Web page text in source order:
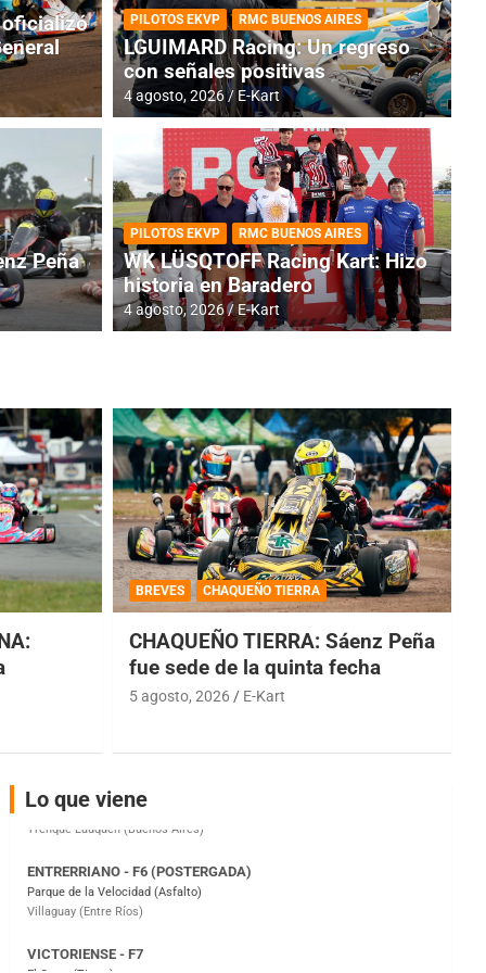
Horarios para la
oficializó
Peña
PILOTOS EKVP RMC BUENOS AIRES
LGUIMARD Racing: Un regreso
con señales positivas
4 agosto, 2026 E-Kart
PILOTOS EKVP RMC BUENOS AIRES
WK LÜSQTOFF Racing Kart: Hizo
historia en Baradero
4 agosto, 2026 E-Kart
BREVES CHAQUEÑO TIERRA
CHAQUEÑO TIERRA: Sáenz Peña
fue sede de la quinta fecha
5 agosto, 2026 E-Kart
Lo que viene
COBERTURA ESPECIAL DE E-KART.COM.AR
08/09-AGO
IAME SERIES ARGENTINA 6
Ramiro Tot (Asfalto)
Parque de la Velocidad (Asfalto)
VICTORIENSE - F7
El Cerro (Tierra)
Victoria (Entre Ríos)
PATAGONICO - F6
Moto Club Reginense (Tierra)